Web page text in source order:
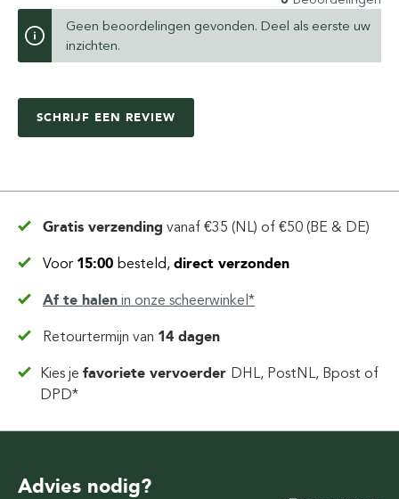
Geen beoordelingen gevonden. Deel als eerste uw
inzichten.
SCHRIJF EEN REVIEW
Gratis verzending vanaf €35 (NL) of €50 (BE & DE)
Voor 15:00 besteld, direct verzonden
Af te halen in onze scheerwinkel*
Retourtermijn van 14 dagen
Kies jefavoriete vervoerder DHL, PostNL, Bpost of
DPD*
Advies nodig?